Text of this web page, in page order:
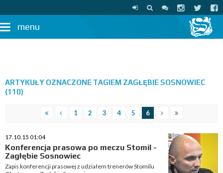
menu
ARTYKUŁY OZNACZONE TAGIEM ZAGŁĘBIE SOSNOWIEC
(110)
1 2 3 4 5 6
17.10.15 01:04
Konferencja prasowa po meczu Stomil -
Zagłębie Sosnowiec
Zapis konferencji prasowej z udziałem trenerów Stomilu